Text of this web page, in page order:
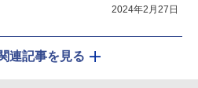
2024年2月27日
連記事を見る